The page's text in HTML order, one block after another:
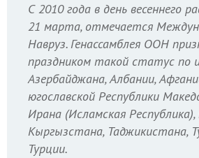
С 2010 года в день весеннего
21 марта, отмечается
Навруз. Генассамблея ООН
праздником такой статус по
Азербайджана, Албании,
югославской Республики
Ирана (Исламская
Кыргызстана, Таджикистана,
Турции.